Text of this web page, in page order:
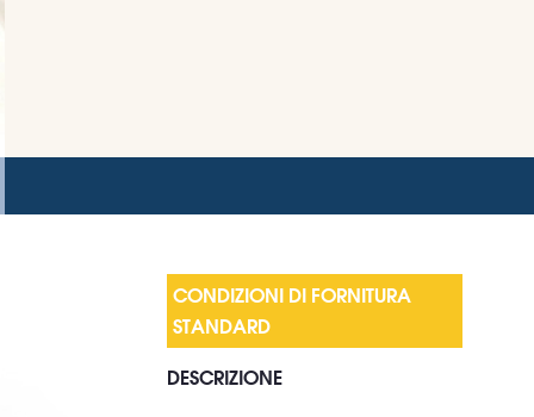
DESCRIZIONE